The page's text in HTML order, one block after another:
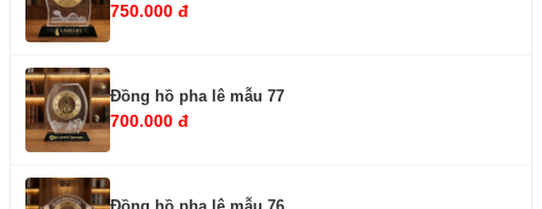
750.000 đ
Đồng hồ pha lê mẫu 77
700.000 đ